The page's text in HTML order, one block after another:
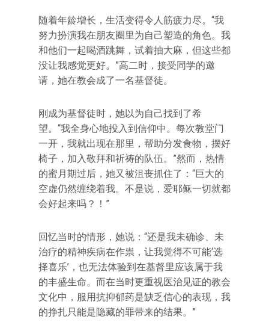
随着年龄增长，生活变得令人筋疲力尽。“我
努力扮演我在朋友圈里为自己塑造的角色。我
和他们一起喝酒跳舞，试着抽大麻，但这些都
没让我感觉更好。”高二时，接受同学的邀
请，她在教会成了一名基督徒。
刚成为基督徒时，她以为自己找到了希
望。“我全身心地投入到信仰中。每次教堂门
一开，我就出现在那里，帮助分发食物，摆好
椅子，加入敬拜和祈祷的队伍。”然而，热情
的蜜月期过后，她又被沮丧抓住了：“巨大的
空虚仍然缠绕着我。不是说，爱耶稣一切就都
会好起来吗？！”
回忆当时的情形，她说：“还是我未确诊、未
治疗的精神疾病在作祟，让我觉得不可能‘选
择喜乐’，也无法体验到在基督里应该属于我
的丰盛生命。而在当时更重视医治见证的教会
文化中，服用抗抑郁药是缺乏信心的表现，我
的挣扎只能是隐藏的罪带来的结果。”